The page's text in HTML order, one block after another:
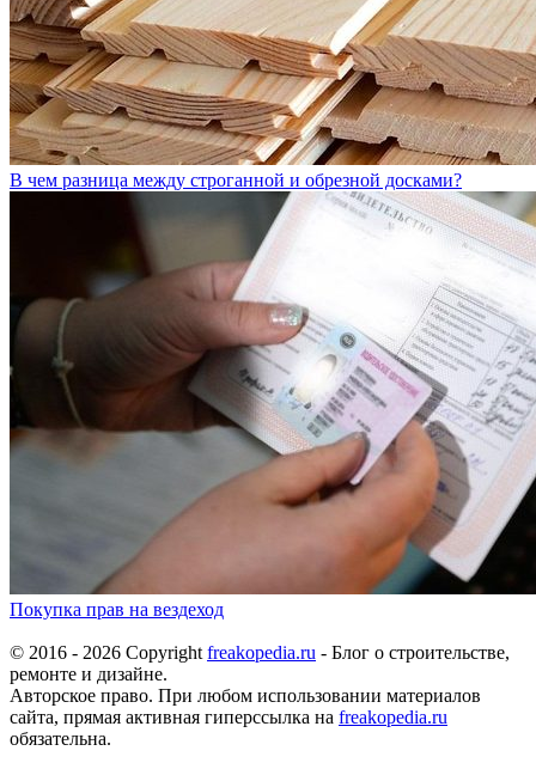
В чем разница между строганной и обрезной досками?
Покупка прав на вездеход
© 2016 - 2026 Copyright freakopedia.ru - Блог о строительстве,
ремонте и дизайне.
Авторское право. При любом использовании материалов
сайта, прямая активная гиперссылка на freakopedia.ru
обязательна.